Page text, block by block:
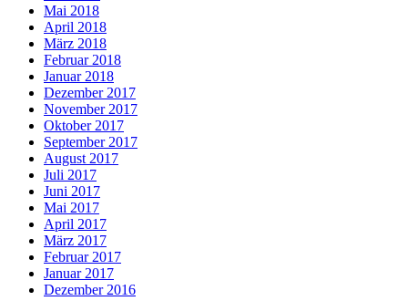
Mai 2018
April 2018
März 2018
Februar 2018
Januar 2018
Dezember 2017
November 2017
Oktober 2017
September 2017
August 2017
Juli 2017
Juni 2017
Mai 2017
April 2017
März 2017
Februar 2017
Januar 2017
Dezember 2016